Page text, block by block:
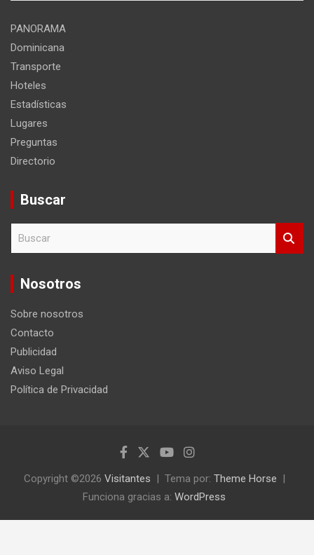
PANORAMA
Dominicana
Transporte
Hoteles
Estadísticas
Lugares
Preguntas
Directorio
Buscar
c
Nosotros
Sobre nosotros
Contacto
Publicidad
Aviso Legal
Política de Privacidad
Copyright ©2026 Visitantes Tema por: Theme Horse
Funciona gracias a: WordPress